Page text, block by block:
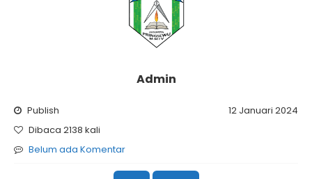
Admin
Publish
12 Januari 2024
Dibaca 2138 kali
Belum ada Komentar